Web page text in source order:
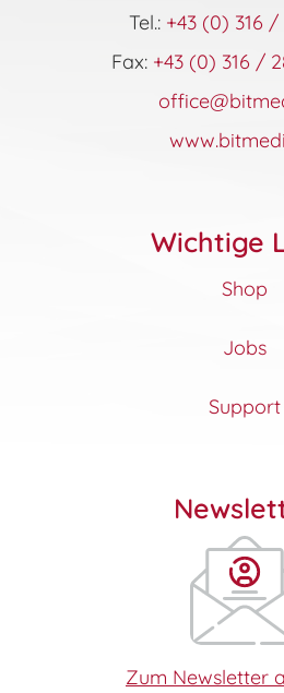
Tel.: +43 (0) 316
Fax: +43 (0) 316 /
Wichtige
Shop
Jobs
Support
Zum Newsletter